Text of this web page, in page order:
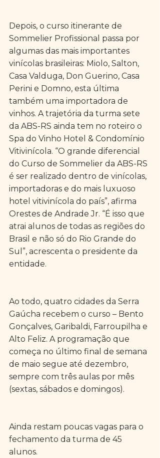
Depois, o curso itinerante de
Sommelier Profissional passa por
algumas das mais importantes
vinícolas brasileiras: Miolo, Salton,
Casa Valduga, Don Guerino, Casa
Perini e Domno, esta última
também uma importadora de
vinhos. A trajetória da turma sete
da ABS-RS ainda tem no roteiro o
Spa do Vinho Hotel & Condomínio
Vitivinícola. “O grande diferencial
do Curso de Sommelier da ABS-RS
é ser realizado dentro de vinícolas,
importadoras e do mais luxuoso
hotel vitivinícola do país”, afirma
Orestes de Andrade Jr. “É isso que
atrai alunos de todas as regiões do
Brasil e não só do Rio Grande do
Sul”, acrescenta o presidente da
entidade.
Ao todo, quatro cidades da Serra
Gaúcha recebem o curso – Bento
Gonçalves, Garibaldi, Farroupilha e
Alto Feliz. A programação que
começa no último final de semana
de maio segue até dezembro,
sempre com três aulas por mês
(sextas, sábados e domingos).
Ainda restam poucas vagas para o
fechamento da turma de 45
alunos.